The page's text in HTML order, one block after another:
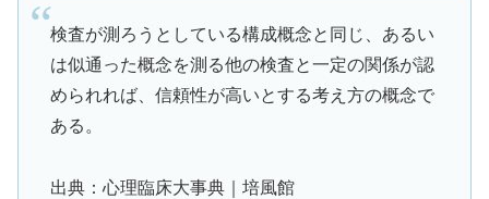
検査が測ろうとしている構成概念と同じ、あるい
は似通った概念を測る他の検査と一定の関係が認
められれば、信頼性が高いとする考え方の概念で
ある。
出典：心理臨床大事典｜培風館